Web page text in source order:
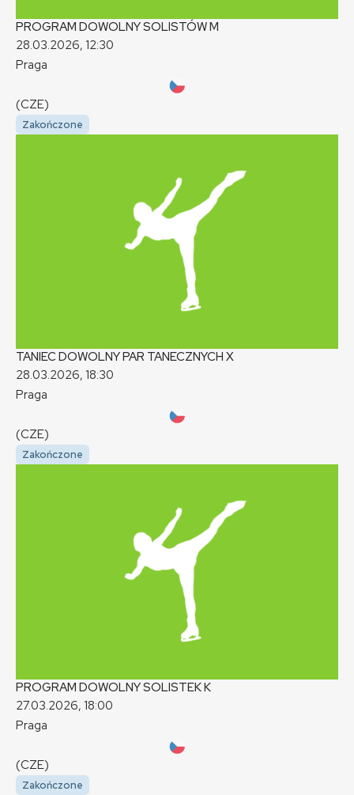
PROGRAM DOWOLNY SOLISTÓWM
28.03.2026, 12:30
Praga
(CZE)
Zakończone
TANIEC DOWOLNY PAR TANECZNYCH X
28.03.2026, 18:30
Praga
(CZE)
Zakończone
PROGRAM DOWOLNY SOLISTEKK
27.03.2026, 18:00
Praga
(CZE)
Zakończone